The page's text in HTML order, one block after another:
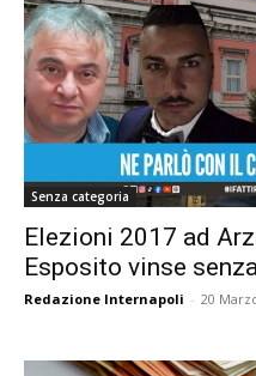
Senza categoria
Elezioni 2017 ad
Esposito vinse
Redazione Internapoli - 20